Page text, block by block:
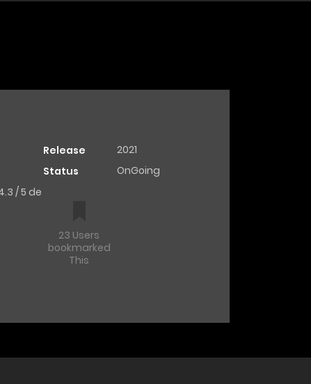
/ 5 de
Release
2021
Status
OnGoing
23 Users
bookmarked
This